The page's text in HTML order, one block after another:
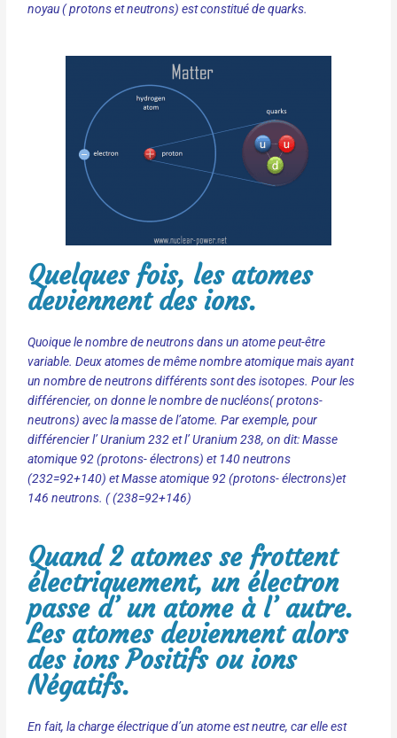
noyau ( protons et neutrons) est constitué de quarks.
Quelques fois, les atomes
deviennent des ions.
Quoique le nombre de neutrons dans un atome peut-être
variable. Deux atomes de même nombre atomique mais ayant
un nombre de neutrons différents sont des isotopes. Pour les
différencier, on donne le nombre de nucléons( protons-
neutrons) avec la masse de l’atome. Par exemple, pour
différencier l’ Uranium 232 et l’ Uranium 238, on dit: Masse
atomique 92 (protons- électrons) et 140 neutrons
(232=92+140) et Masse atomique 92 (protons- électrons)et
146 neutrons. ( (238=92+146)
Quand 2 atomes se frottent
électriquement, un électron
passe d’ un atome à l’ autre.
Les atomes deviennent alors
des ions Positifs ou ions
Négatifs.
En fait, la charge électrique d’un atome est neutre, car elle est